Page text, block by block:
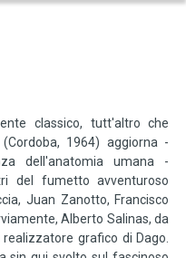
classico, tutt'altro che
1964) aggiorna -
dell'anatomia umana -
del fumetto avventuroso
Juan Zanotto, Francisco
Alberto Salinas, da
grafico di Dago.